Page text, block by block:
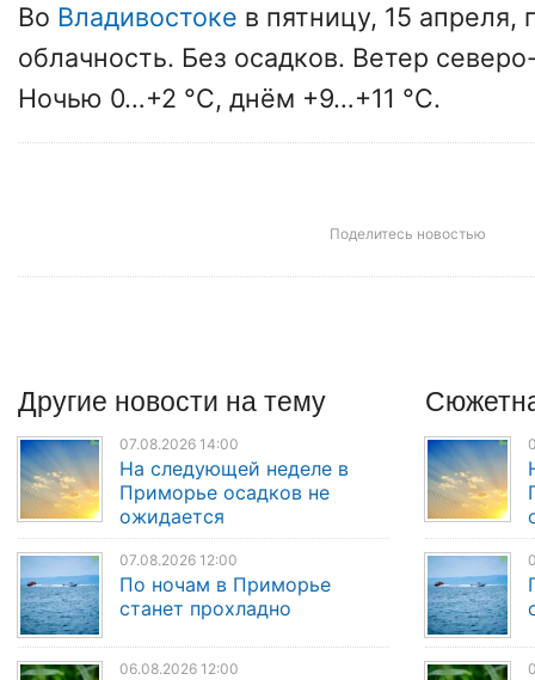
Во Владивостоке в пятницу, 15 апреля,
облачность. Без осадков. Ветер
Ночью 0…+2 °C, днём +9…+11 °C.
Поделитесь новостью
Другие новости на тему
07.08.2026 14:00
На следующей неделе в
Приморье осадков не
ожидается
07.08.2026 12:00
По ночам в Приморье
станет прохладно
06.08.2026 12:00